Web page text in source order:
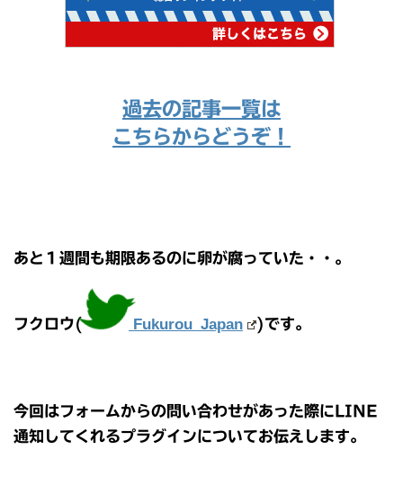
過去の記事一覧は
こちらからどうぞ！
あと１週間も期限あるのに卵が腐っていた・・。
フクロウ( Fukurou_Japan )です。
今回はフォームからの問い合わせがあった際にLINE
通知してくれるプラグインについてお伝えします。